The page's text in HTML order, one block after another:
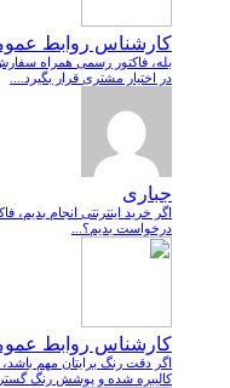
کارشناس روابط
بله، فاکتور رسمی همراه
در اختیار مشتری قرار بگیرد....
جباری
اگر خرید اینترنتی انجام
درخواست بدیم؟...
کارشناس روابط
کالیبره شده و پوشش رنگ